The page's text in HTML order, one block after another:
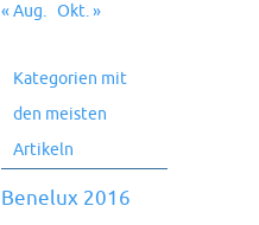
« Aug. Okt. »
Kategorien mit
den meisten
Artikeln
Benelux 2016